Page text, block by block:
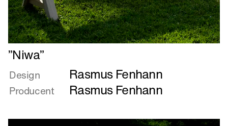
Læs
mere
om
”Niwa”
”Niwa”
Design Rasmus Fenhann
Producent Rasmus Fenhann